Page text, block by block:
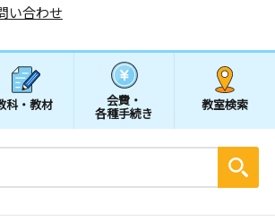
い合わせ
科・教材 会費・
各種手続き
教室検索